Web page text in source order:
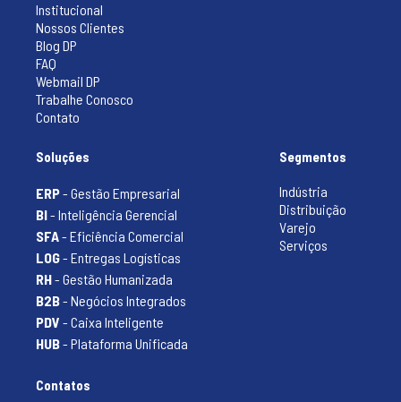
Institucional
Nossos Clientes
Blog DP
FAQ
Webmail DP
Trabalhe Conosco
Contato
Soluções
ERP- Gestão Empresarial
BI- Inteligência Gerencial
SFA- Eficiência Comercial
LOG- Entregas Logísticas
RH- Gestão Humanizada
B2B- Negócios Integrados
PDV - Caixa Inteligente
HUB- Plataforma Unificada
Segmentos
Indústria
Distribuição
Varejo
Serviços
Contatos